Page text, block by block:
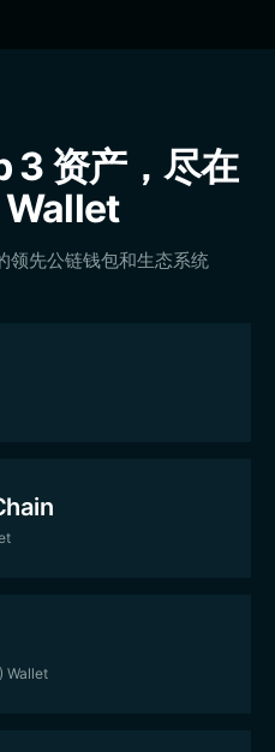
3 资产，尽在
先公链钱包和生态系统
Wallet